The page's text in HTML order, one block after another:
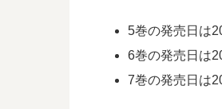
5巻の発売日は
6巻の発売日は
7巻の発売日は